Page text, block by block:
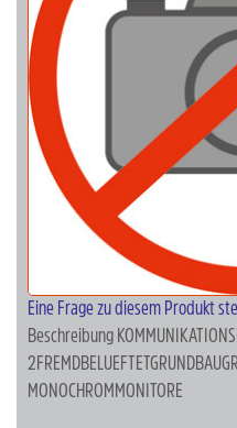
Eine Frage zu diesem Produkt
Beschreibung
MONOCHROMMONITORE